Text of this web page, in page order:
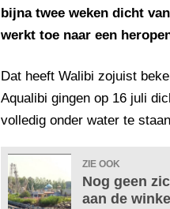
bijna twee weken dicht
werkt toe naar een
Dat heeft Walibi zojuist
Aqualibi gingen op 16 juli
volledig onder water te
ZIE OOK
Nog geen
aan de